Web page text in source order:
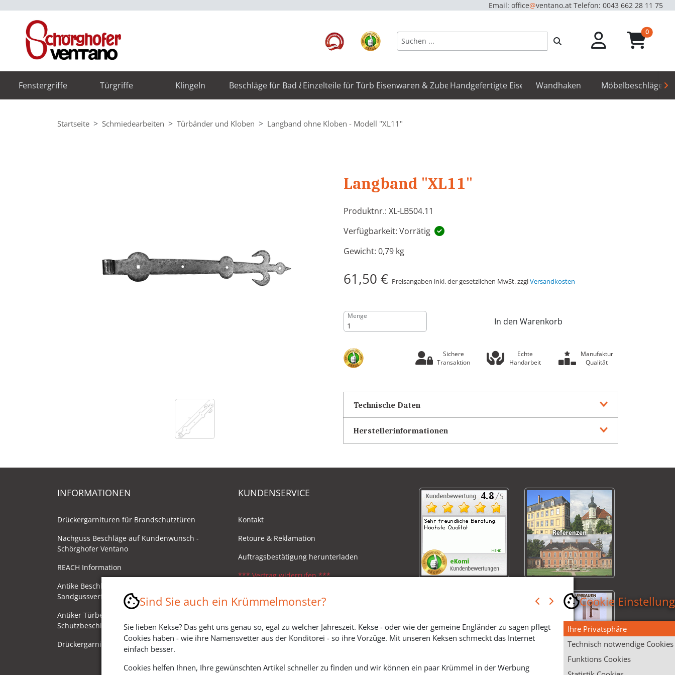
Email: office@ventano.at Telefon: 0043 662 28 11 75
0unread
Fenstergriffe Türgriffe Klingeln Beschläge für Bad & WCEinzelteile für TürbeschlägeEisenwaren & ZubehörHandgefertigte Eisenbeschläge
Wandhaken Möbelbeschläge
Startseite Schmiedearbeiten Türbänder und Kloben Langband ohne Kloben - Modell "XL11"
Langband "XL11"
Produktnr.: XL-LB504.11
Verfügbarkeit: Vorrätig
Gewicht: 0,79 kg
61,50 € Preisangaben inkl. der gesetzlichen MwSt. zzglVersandkosten
Menge
In den Warenkorb
Sichere
Transaktion
Echte
Handarbeit
Manufaktur
Qualität
Technische Daten
Herstellerinformationen
INFORMATIONEN
Drückergarnituren für Brandschutztüren
Nachguss Beschläge auf Kundenwunsch -
Schörghofer Ventano
REACH Information
Antike Beschläge - Herstellung im
Sandgussverfahren
Antiker Türbeschlag als
Schutzbeschlag/Sicherheitsbeschlag
Drückergarnituren mit Drehknauf
KUNDENSERVICE
Kontakt
Retoure & Reklamation
Auftragsbestätigung herunterladen
*** Vertrag widerrufen ***
Versandkosten, Lieferzeiten & Zahlungsmodi
Sind Sie auch ein Krümmelmonster?
Sie lieben Kekse? Das geht uns genau so, egal zu welcher Jahreszeit. Kekse - oder wie der gemeine Engländer zu sagen pflegt
Cookies haben - wie ihre Namensvetter aus der Konditorei - so ihre Vorzüge. Mit unseren Keksen schmeckt das Internet
einfach besser.
Cookies helfen Ihnen, Ihre gewünschten Artikel schneller zu finden und wir können ein paar Krümmel in der Werbung
Cookie
Ihre Privatsphäre
Technisch notwendige Cookies
Funktions Cookies